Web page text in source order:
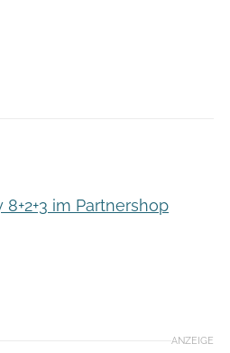
im Partnershop
ANZEIGE